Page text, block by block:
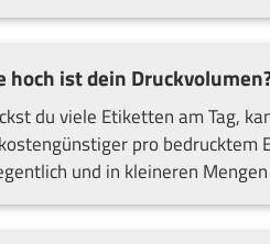
hoch ist dein
du viele Etiketten am Tag,
pro bedrucktem
und in kleineren